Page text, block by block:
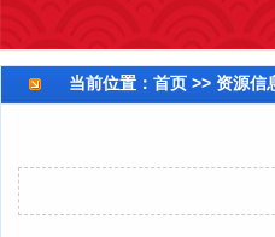
当前位置： 首页 >> 资源信